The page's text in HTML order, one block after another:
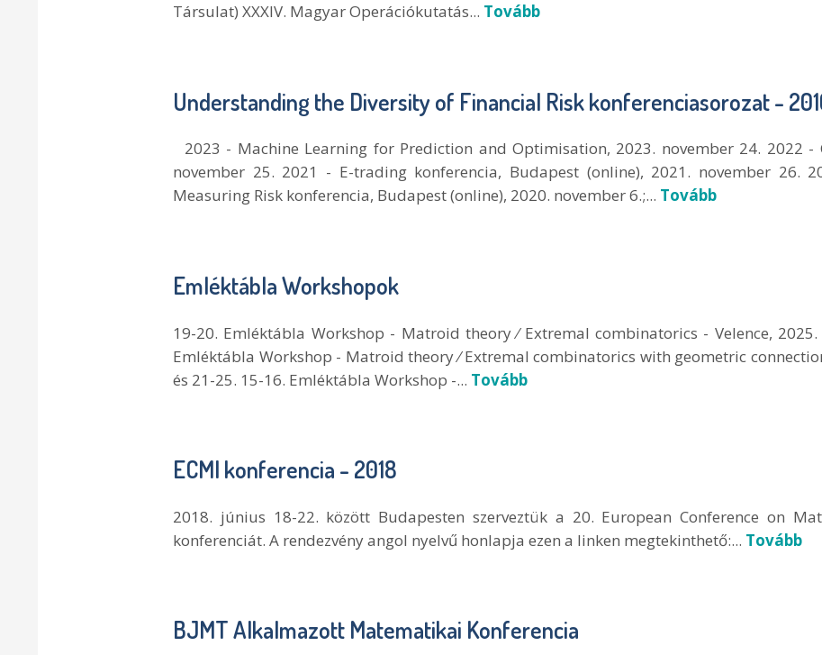
Társulat) XXXIV. Magyar Operációkutatás... Tovább
Un­der­stand­ing the Di­ver­sity of Fi­nan­cial Risk konferenciasorozat -
2023 - Machine Learning for Prediction and Optimisation, 2023. november 24. 2022 -
november 25. 2021 - E-trad­ing konferencia, Budapest (online), 2021. november 26.
Measuring Risk konferencia, Budapest (online), 2020. november 6.;... Tovább
Emléktábla Workshopok
19-20. Emléktábla Workshop - Matroid theory ⁄ Extremal combinatorics - Velence,
Emléktábla Workshop - Matroid theory ⁄ Extremal combinatorics with geometric
és 21-25. 15-16. Emléktábla Workshop -... Tovább
ECMI konferencia - 2018
2018. június 18-22. között Budapesten szerveztük a 20. European Conference on
konferenciát. A rendezvény angol nyelvű honlapja ezen a linken megtekinthető:... Tovább
BJMT Alkalmazott Matematikai Konferencia